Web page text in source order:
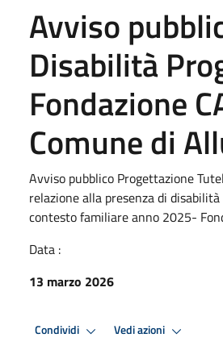
Avviso
Disabilità
Fondazione
Comune di
Avviso pubblico Progettazione
relazione alla presenza di
contesto familiare anno 2025-
Data :
13 marzo 2026
Condividi Vedi azioni